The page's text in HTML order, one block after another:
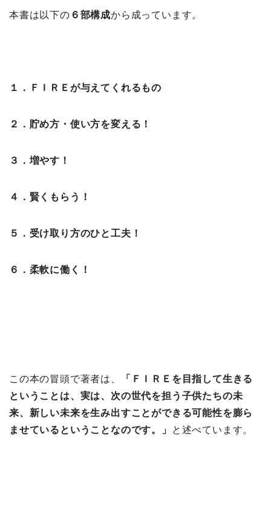
本書は以下の ６部構成から成っています。
１．ＦＩＲＥが与えてくれるもの
２．貯め方・使い方を変える！
３．増やす！
４．賢くもらう！
５．受け取り方のひと工夫！
６．柔軟に働く！
この本の冒頭で著者は、
「ＦＩＲＥを目指して生きる
ということは、実は、次の世代を担う子供たちの未
来、新しい未来を生み出すことができる可能性を膨ら
ませているということなのです。」
と述べています。